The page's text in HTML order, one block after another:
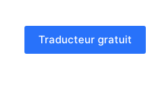
Traducteur gratuit